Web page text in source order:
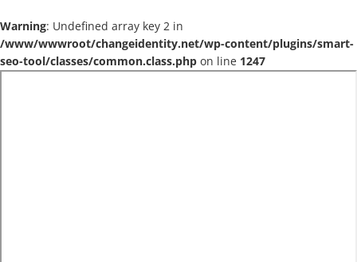
Warning: Undefined array key 2 in
/www/wwwroot/changeidentity.net/wp-content/plugins/smart-
seo-tool/classes/common.class.php on line 1247